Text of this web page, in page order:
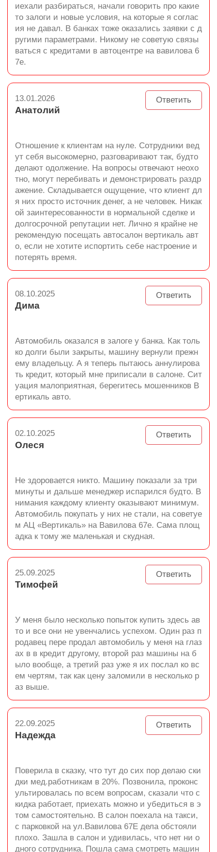
иехали разбираться, начали говорить про какие
то залоги и новые условия, на которые я соглас
ия не давал. В банках тоже оказались заявки с д
ругими параметрами. Никому не советую связы
ваться с кредитами в автоцентре на вавилова 6
7е.
Ответить
13.01.2026
Анатолий
Отношение к клиентам на нуле. Сотрудники вед
ут себя высокомерно, разговаривают так, будто
делают одолжение. На вопросы отвечают неохо
тно, могут перебивать и демонстрировать раздр
ажение. Складывается ощущение, что клиент дл
я них просто источник денег, а не человек. Никак
ой заинтересованности в нормальной сделке и
долгосрочной репутации нет. Лично я крайне не
рекомендую посещать автосалон вертикаль авт
о, если не хотите испортить себе настроение и
потерять время.
Ответить
08.10.2025
Дима
Автомобиль оказался в залоге у банка. Как толь
ко долги были закрыты, машину вернули прежн
ему владельцу. А я теперь пытаюсь аннулирова
ть кредит, который мне приписали в салоне. Сит
уация малоприятная, берегитесь мошенников В
ертикаль авто.
Ответить
02.10.2025
Олеся
Не здоровается никто. Машину показали за три
минуты и дальше менеджер испарился будто. В
нимания каждому клиенту оказывают минимум.
Автомобиль покупать у них не стали, на советуе
м АЦ «Вертикаль» на Вавилова 67е. Сама площ
адка к тому же маленькая и скудная.
Ответить
25.09.2025
Тимофей
У меня было несколько попыток купить здесь ав
то и все они не увенчались успехом. Один раз п
родавец пере продал автомобиль у меня на глаз
ах в в кредит другому, второй раз машины на б
ыло вообще, а третий раз уже я их послал ко вс
ем чертям, так как цену заломили в несколько р
аз выше.
Ответить
22.09.2025
Надежда
Поверила в сказку, что тут до сих пор делаю ски
дки мед.работникам в 20%. Позвонила, проконс
ультировалась по всем вопросам, сказали что с
кидка работает, приехать можно и убедиться в э
том самостоятельно. В салон поехала на такси,
с парковкой на ул.Вавилова 67Е дела обстояли
плохо. Зашла в салон и удивилась, что нет ни о
дного сотрудника. Пошла сама смотреть машин